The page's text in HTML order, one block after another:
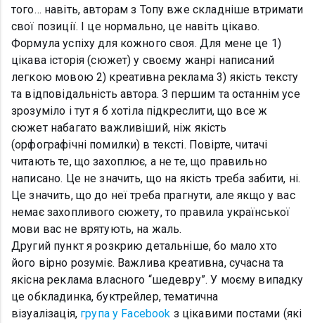
того… навіть, авторам з Топу вже складніше втримати
свої позиції. І це нормально, це навіть цікаво.
Формула успіху для кожного своя. Для мене це 1)
цікава історія (сюжет) у своєму жанрі написаний
легкою мовою 2) креативна реклама 3) якість тексту
та відповідальність автора. З першим та останнім усе
зрозуміло і тут я б хотіла підкреслити, що все ж
сюжет набагато важливіший, ніж якість
(орфографічні помилки) в тексті. Повірте, читачі
читають те, що захоплює, а не те, що правильно
написано. Це не значить, що на якість треба забити, ні.
Це значить, що до неї треба прагнути, але якщо у вас
немає захопливого сюжету, то правила української
мови вас не врятують, на жаль.
Другий пункт я розкрию детальніше, бо мало хто
його вірно розуміє. Важлива креативна, сучасна та
якісна реклама власного “шедевру”. У моєму випадку
це обкладинка, буктрейлер, тематична
візуалізація, група у Facebook з цікавими постами (які